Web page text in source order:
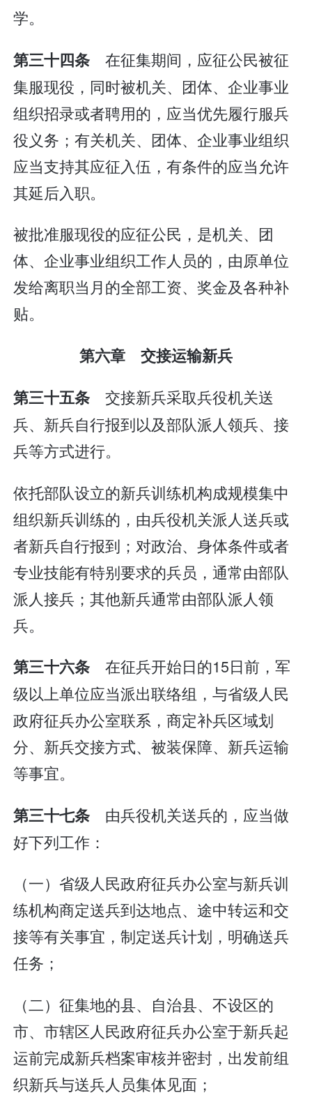
学。
第三十四条 在征集期间，应征公民被征
集服现役，同时被机关、团体、企业事业
组织招录或者聘用的，应当优先履行服兵
役义务；有关机关、团体、企业事业组织
应当支持其应征入伍，有条件的应当允许
其延后入职。
被批准服现役的应征公民，是机关、团
体、企业事业组织工作人员的，由原单位
发给离职当月的全部工资、奖金及各种补
贴。
第六章 交接运输新兵
第三十五条 交接新兵采取兵役机关送
兵、新兵自行报到以及部队派人领兵、接
兵等方式进行。
依托部队设立的新兵训练机构成规模集中
组织新兵训练的，由兵役机关派人送兵或
者新兵自行报到；对政治、身体条件或者
专业技能有特别要求的兵员，通常由部队
派人接兵；其他新兵通常由部队派人领
兵。
第三十六条 在征兵开始日的15日前，军
级以上单位应当派出联络组，与省级人民
政府征兵办公室联系，商定补兵区域划
分、新兵交接方式、被装保障、新兵运输
等事宜。
第三十七条 由兵役机关送兵的，应当做
好下列工作：
（一）省级人民政府征兵办公室与新兵训
练机构商定送兵到达地点、途中转运和交
接等有关事宜，制定送兵计划，明确送兵
任务；
（二）征集地的县、自治县、不设区的
市、市辖区人民政府征兵办公室于新兵起
运前完成新兵档案审核并密封，出发前组
织新兵与送兵人员集体见面；